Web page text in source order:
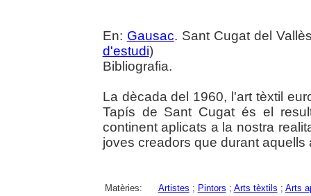
En: Gausac. Sant Cugat del
d'estudi)
Bibliografia.
La dècada del 1960, l'art tèxtil
Tapís de Sant Cugat és el
continent aplicats a la nostra
joves creadors que durant
Matèries: Artistes ; Pintors ; Arts tèxtils ; Arts